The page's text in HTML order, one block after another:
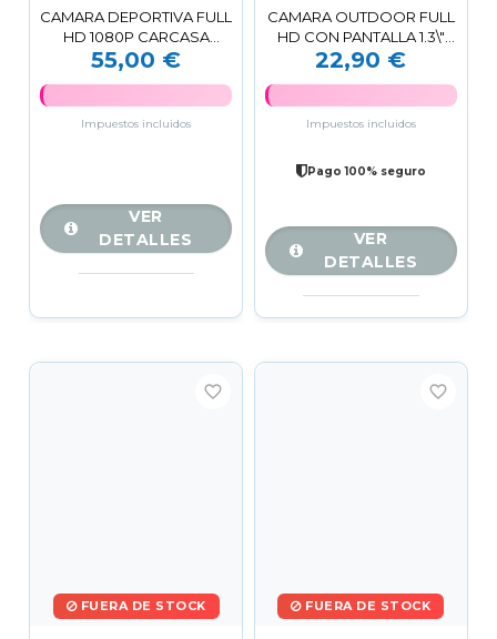
CAMARA DEPORTIVA FULL
HD 1080P CARCASA
ACUATICA | LCD 2\" | 16MP
55,00 €
Impuestos incluidos
VER
DETALLES
CAMARA OUTDOOR FULL
HD CON PANTALLA 1.3\"
ZF02 XO
22,90 €
Impuestos incluidos
Pago 100% seguro
VER
DETALLES
FUERA DE STOCK
favorite_border
FUERA DE STOCK
favorite_border